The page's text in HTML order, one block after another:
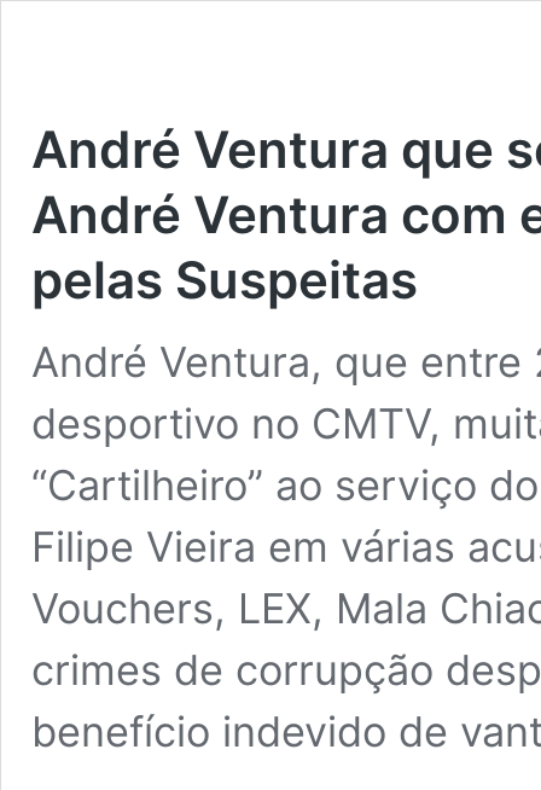
André Ventura que
André Ventura com
pelas Suspeitas
André Ventura, que
desportivo no CMTV,
“Cartilheiro” ao serviço
Filipe Vieira em várias
Vouchers, LEX, Mala
crimes de corrupção
benefício indevido de